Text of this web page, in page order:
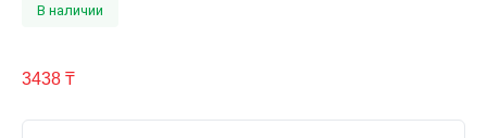
В наличии
3438 ₸